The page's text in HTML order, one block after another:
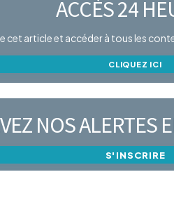
ACCÈS 24
cet article et accéder à tous les
CLIQUEZ ICI
NOS ALERTES
S'INSCRIRE